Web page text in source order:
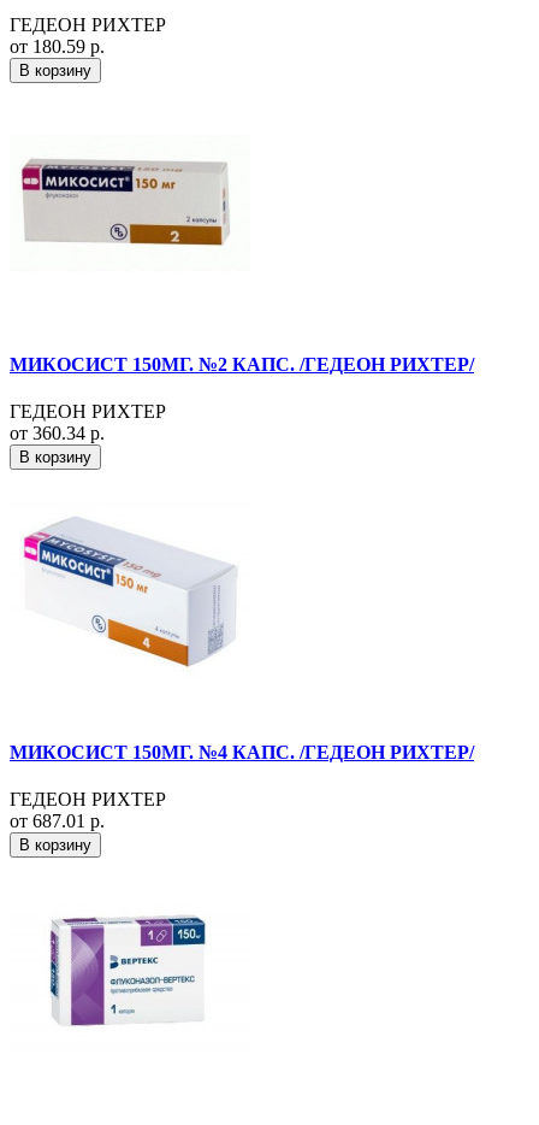
ГЕДЕОН РИХТЕР
от 180.59 р.
В корзину
МИКОСИСТ 150МГ. №2 КАПС. /ГЕДЕОН РИХТЕР/
ГЕДЕОН РИХТЕР
от 360.34 р.
В корзину
МИКОСИСТ 150МГ. №4 КАПС. /ГЕДЕОН РИХТЕР/
ГЕДЕОН РИХТЕР
от 687.01 р.
В корзину